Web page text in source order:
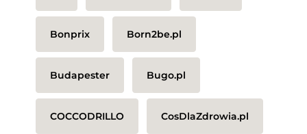
Bonprix Born2be.pl
Budapester Bugo.pl
COCCODRILLO CosDlaZdrowia.pl